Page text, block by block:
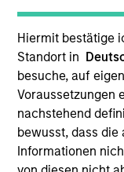
Hiermit bestätige
Standort in
besuche, auf
Voraussetzungen
nachstehend
bewusst, dass die
Informationen
single-manager
as diversification
are combined
investments.